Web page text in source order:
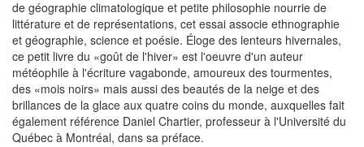
de géographie climatologique et petite philosophie nourrie de
littérature et de représentations, cet essai associe ethnographie
et géographie, science et poésie. Éloge des lenteurs hivernales,
ce petit livre du «goût de l'hiver» est l'oeuvre d'un auteur
météophile à l'écriture vagabonde, amoureux des tourmentes,
des «mois noirs» mais aussi des beautés de la neige et des
brillances de la glace aux quatre coins du monde, auxquelles fait
également référence Daniel Chartier, professeur à l'Université du
Québec à Montréal, dans sa préface.